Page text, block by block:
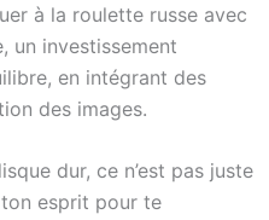
à la roulette russe avec
un investissement
en intégrant des
des images.
dur, ce n’est pas juste
ton esprit pour te